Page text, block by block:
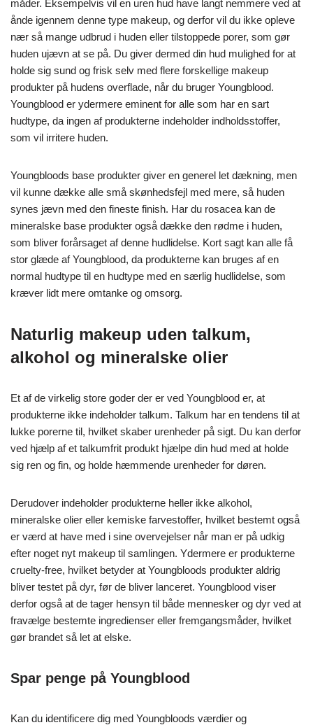
måder. Eksempelvis vil en uren hud have langt nemmere ved at
ånde igennem denne type makeup, og derfor vil du ikke opleve
nær så mange udbrud i huden eller tilstoppede porer, som gør
huden ujævn at se på. Du giver dermed din hud mulighed for at
holde sig sund og frisk selv med flere forskellige makeup
produkter på hudens overflade, når du bruger Youngblood.
Youngblood er ydermere eminent for alle som har en sart
hudtype, da ingen af produkterne indeholder indholdsstoffer,
som vil irritere huden.
Youngbloods base produkter giver en generel let dækning, men
vil kunne dække alle små skønhedsfejl med mere, så huden
synes jævn med den fineste finish. Har du rosacea kan de
mineralske base produkter også dække den rødme i huden,
som bliver forårsaget af denne hudlidelse. Kort sagt kan alle få
stor glæde af Youngblood, da produkterne kan bruges af en
normal hudtype til en hudtype med en særlig hudlidelse, som
kræver lidt mere omtanke og omsorg.
Naturlig makeup uden talkum,
alkohol og mineralske olier
Et af de virkelig store goder der er ved Youngblood er, at
produkterne ikke indeholder talkum. Talkum har en tendens til at
lukke porerne til, hvilket skaber urenheder på sigt. Du kan derfor
ved hjælp af et talkumfrit produkt hjælpe din hud med at holde
sig ren og fin, og holde hæmmende urenheder for døren.
Derudover indeholder produkterne heller ikke alkohol,
mineralske olier eller kemiske farvestoffer, hvilket bestemt også
er værd at have med i sine overvejelser når man er på udkig
efter noget nyt makeup til samlingen. Ydermere er produkterne
cruelty-free, hvilket betyder at Youngbloods produkter aldrig
bliver testet på dyr, før de bliver lanceret. Youngblood viser
derfor også at de tager hensyn til både mennesker og dyr ved at
fravælge bestemte ingredienser eller fremgangsmåder, hvilket
gør brandet så let at elske.
Spar penge på Youngblood
Kan du identificere dig med Youngbloods værdier og